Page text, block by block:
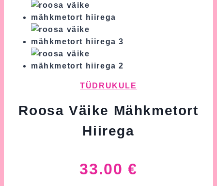
TÜDRUKULE
Roosa Väike Mähkmetort
Hiirega
33.00 €